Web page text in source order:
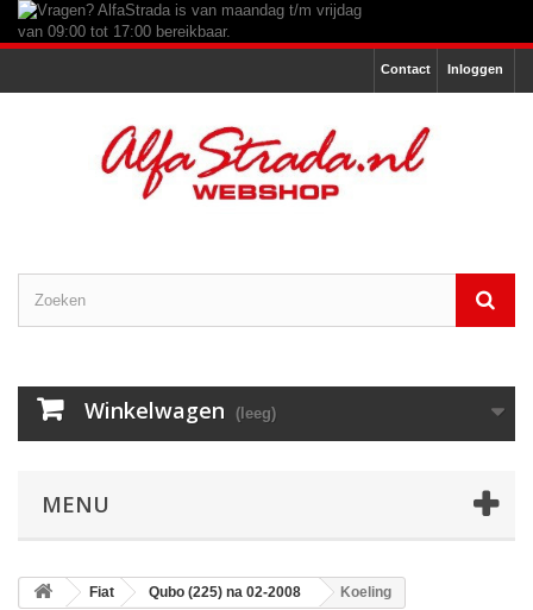
Inloggen
Contact
Winkelwagen (leeg)
MENU
Fiat Qubo (225) na 02-2008 Koeling